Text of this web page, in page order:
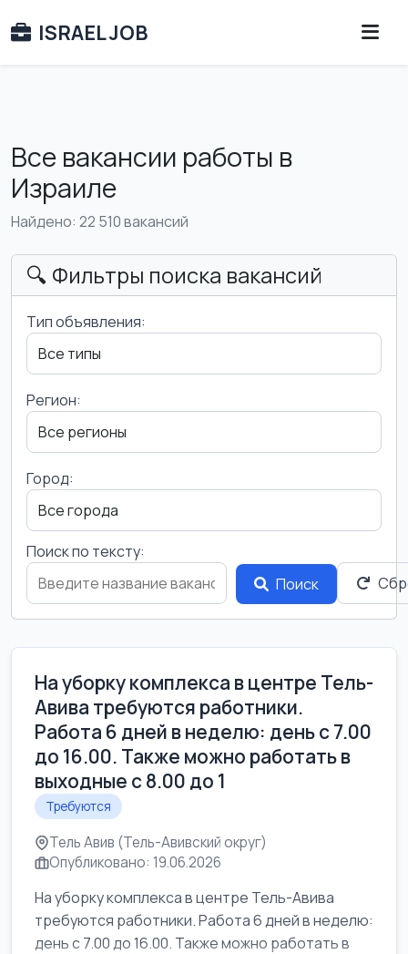
ISRAEL JOB
Все вакансии работы в
Израиле
Найдено: 22 510 вакансий
🔍 Фильтры поиска вакансий
Тип объявления:
Регион:
Город:
Поиск по тексту:
Поиск
На уборку комплекса в центре Тель-
Авива требуются работники.
Работа 6 дней в неделю: день с 7.00
до 16.00. Также можно работать в
выходные с 8.00 до 1
Требуются
Тель Авив (Тель-Авивский округ)
Опубликовано: 19.06.2026
На уборку комплекса в центре Тель-Авива
требуются работники. Работа 6 дней в неделю:
день с 7.00 до 16.00. Также можно работать в